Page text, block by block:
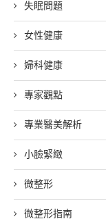
失眠問題
女性健康
婦科健康
專家觀點
專業醫美解析
小臉緊緻
微整形
微整形指南